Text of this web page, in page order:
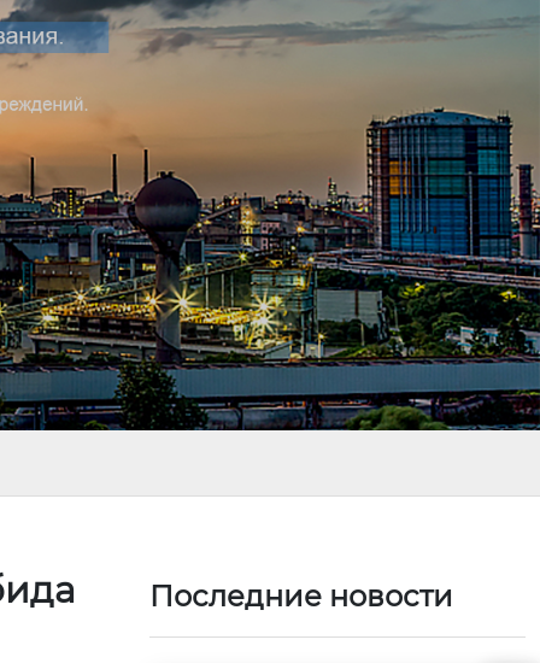
Последние новости